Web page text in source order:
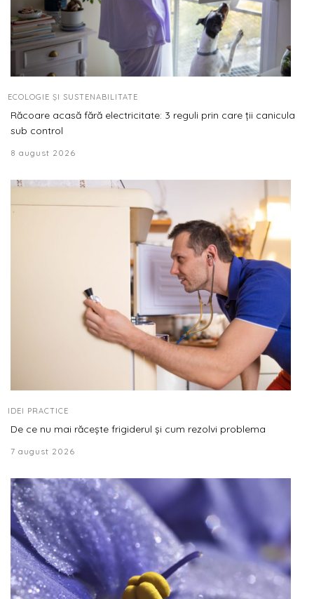
ECOLOGIE ȘI SUSTENABILITATE
Răcoare acasă fără electricitate: 3 reguli prin care ții canicula
sub control
8 august 2026
IDEI PRACTICE
De ce nu mai răcește frigiderul și cum rezolvi problema
7 august 2026